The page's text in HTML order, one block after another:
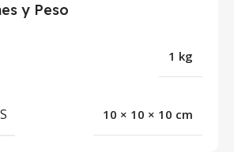
y Peso
1 kg
10 × 10 × 10 cm